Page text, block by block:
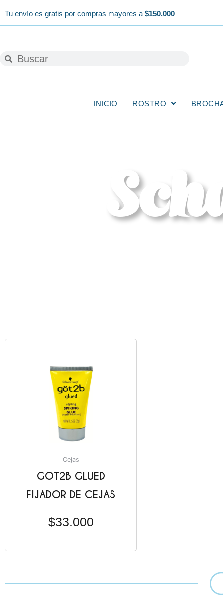
Tu envío es gratis por compras mayores a $150.000
BuscarBuscar
INICIO ROSTRO
Cejas
GOT2B GLUED
FIJADOR DE CEJAS
$33.000